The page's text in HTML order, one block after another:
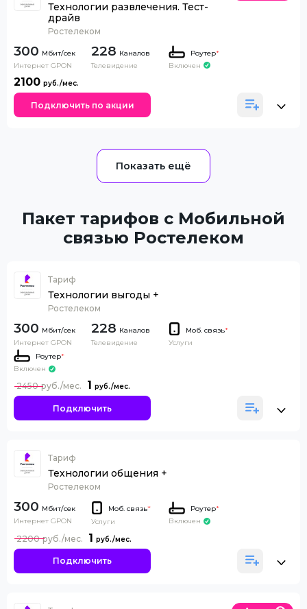
Технологии развлечения. Тест-
драйв
Ростелеком
300
Интернет GPON
228 Каналов
Телевидение
Роутер*
Включен
2100
Подключить по акции
Пакет тарифов с Мобильной
связью Ростелеком
Тариф
Технологии выгоды +
Ростелеком
300
Интернет GPON
228 Каналов
Телевидение
Моб. связь*
Услуги
Роутер*
Включен
1
2450
Подключить
Тариф
Технологии общения +
Ростелеком
300
Интернет GPON
Моб. связь*
Услуги
Роутер*
Включен
1
2200
Подключить